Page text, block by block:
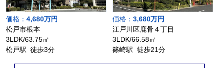
価格： 4,680万円
松戸市根本
3LDK/63.75㎡
松戸駅 徒歩3分
価格： 3,680万円
江戸川区鹿骨４丁目
3LDK/66.58㎡
篠崎駅 徒歩21分